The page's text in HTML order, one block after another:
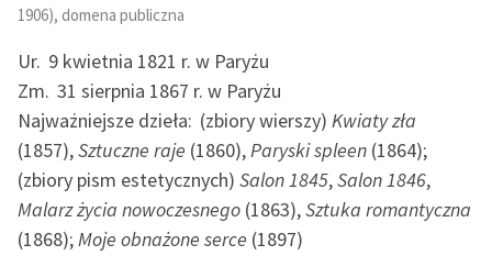
1906), domena publiczna
Ur. 9 kwietnia 1821 r. w Paryżu
Zm. 31 sierpnia 1867 r. w Paryżu
Najważniejsze dzieła: (zbiory wierszy)Kwiaty zła
(1857),Sztuczne raje (1860),Paryski spleen (1864);
(zbiory pism estetycznych) Salon 1845,Salon 1846,
Malarz życia nowoczesnego (1863),Sztuka romantyczna
(1868);Moje obnażone serce (1897)